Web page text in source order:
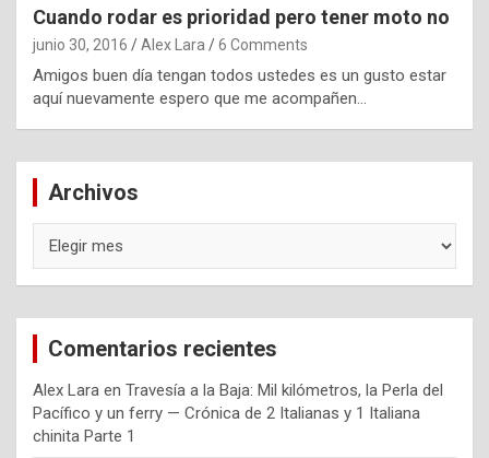
Cuando rodar es prioridad pero tener moto no
junio 30, 2016 Alex Lara 6 Comments
Amigos buen día tengan todos ustedes es un gusto estar
aquí nuevamente espero que me acompañen…
Archivos
Comentarios recientes
Alex Lara en Travesía a la Baja: Mil kilómetros, la Perla del
Pacífico y un ferry — Crónica de 2 Italianas y 1 Italiana
chinita Parte 1